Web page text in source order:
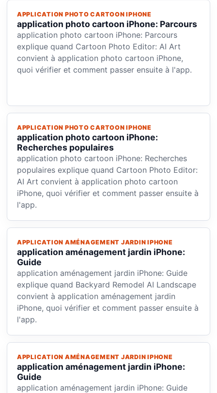
APPLICATION PHOTO CARTOON IPHONE
application photo cartoon iPhone: Parcours
application photo cartoon iPhone: Parcours
explique quand Cartoon Photo Editor: AI Art
convient à application photo cartoon iPhone,
quoi vérifier et comment passer ensuite à l'app.
APPLICATION PHOTO CARTOON IPHONE
application photo cartoon iPhone:
Recherches populaires
application photo cartoon iPhone: Recherches
populaires explique quand Cartoon Photo Editor:
AI Art convient à application photo cartoon
iPhone, quoi vérifier et comment passer ensuite à
l'app.
APPLICATION AMÉNAGEMENT JARDIN IPHONE
application aménagement jardin iPhone:
Guide
application aménagement jardin iPhone: Guide
explique quand Backyard Remodel AI Landscape
convient à application aménagement jardin
iPhone, quoi vérifier et comment passer ensuite à
l'app.
APPLICATION AMÉNAGEMENT JARDIN IPHONE
application aménagement jardin iPhone:
Guide
application aménagement jardin iPhone: Guide